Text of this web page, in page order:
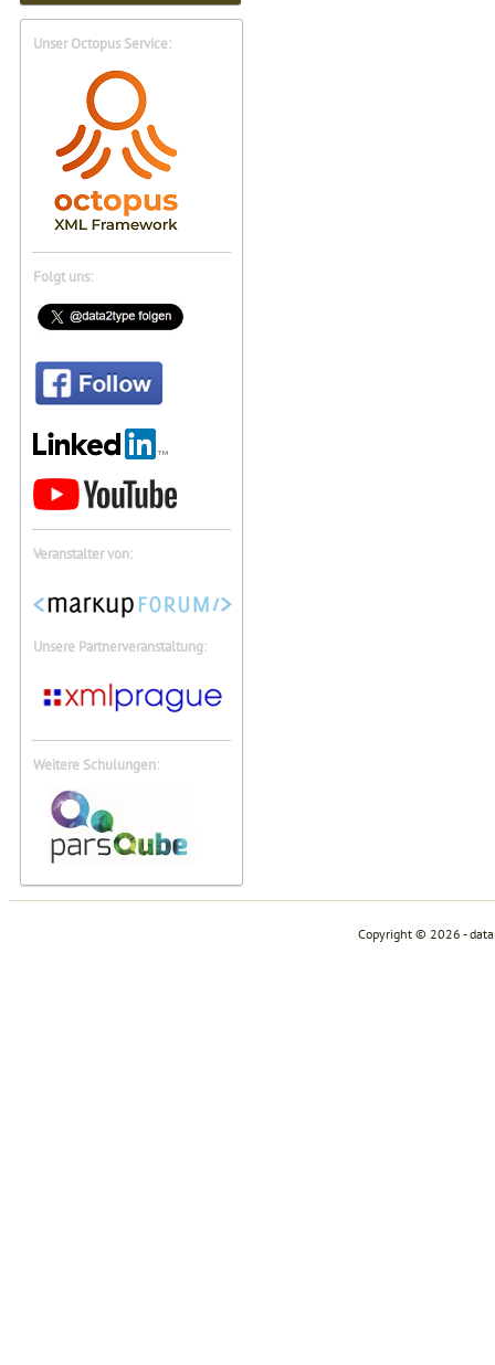
Unser Octopus Service:
Folgt uns:
Veranstalter von:
Unsere Partnerveranstaltung:
Weitere Schulungen:
Copyright © 2026 -